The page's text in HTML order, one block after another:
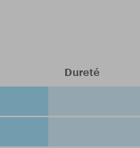
Dureté